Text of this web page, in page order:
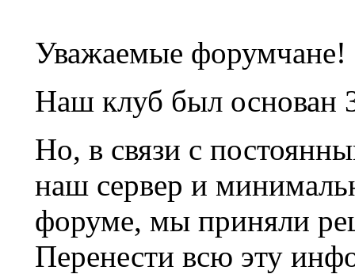
Уважаемые форумчане!
Наш клуб был основан
Но, в связи с
наш сервер и
форуме, мы приняли
Перенести всю эту